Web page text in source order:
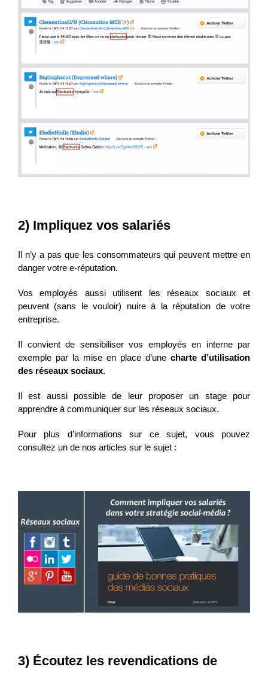
2) Impliquez vos salariés
Il n’y a pas que les consommateurs qui peuvent mettre en
danger votre e-réputation.
Vos employés aussi utilisent les réseaux sociaux et
peuvent (sans le vouloir) nuire à la réputation de votre
entreprise.
Il convient de sensibiliser vos employés en interne par
exemple par la mise en place d’une charte d’utilisation
des réseaux sociaux.
Il est aussi possible de leur proposer un stage pour
apprendre à communiquer sur les réseaux sociaux.
Pour plus d’informations sur ce sujet, vous pouvez
consultez un de nos articles sur le sujet :
3) Écoutez les revendications de